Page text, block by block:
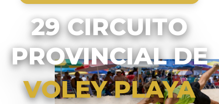
29 CIRCUITO
PROVINCIAL DE
VOLEY PLAYA